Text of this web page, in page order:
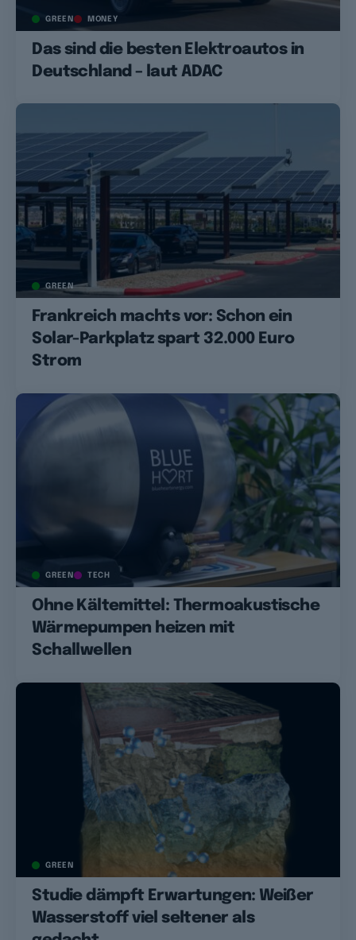
GREEN MONEY
Das sind die besten Elektroautos in
Deutschland – laut ADAC
GREEN
Frankreich machts vor: Schon ein
Solar-Parkplatz spart 32.000 Euro
Strom
GREEN TECH
Ohne Kältemittel: Thermoakustische
Wärmepumpen heizen mit
Schallwellen
GREEN
Studie dämpft Erwartungen: Weißer
Wasserstoff viel seltener als